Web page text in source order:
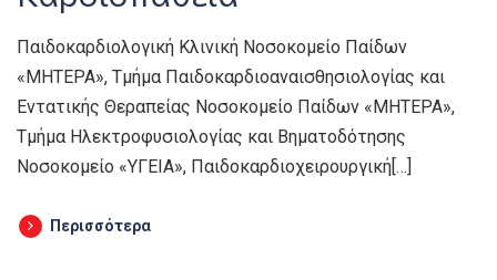
Παιδοκαρδιολογική Κλινική Νοσοκομείο Παίδων
«ΜΗΤΕΡΑ», Τμήμα Παιδοκαρδιοαναισθησιολογίας και
Εντατικής Θεραπείας Νοσοκομείο Παίδων «ΜΗΤΕΡΑ»,
Tμήμα Ηλεκτροφυσιολογίας και Βηματοδότησης
Νοσοκομείο «ΥΓΕΙΑ», Παιδοκαρδιοχειρουργική[…]
Περισσότερα